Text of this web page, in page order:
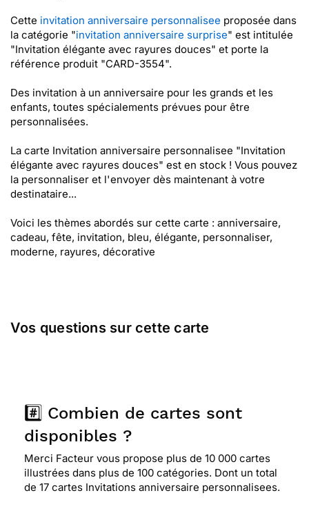
Cette invitation anniversaire personnalisee proposée dans
la catégorie "invitation anniversaire surprise" est intitulée
"Invitation élégante avec rayures douces" et porte la
référence produit "CARD-3554".
Des invitation à un anniversaire pour les grands et les
enfants, toutes spécialements prévues pour être
personnalisées.
La carte Invitation anniversaire personnalisee "Invitation
élégante avec rayures douces" est en stock ! Vous pouvez
la personnaliser et l'envoyer dès maintenant à votre
destinataire...
Voici les thèmes abordés sur cette carte : anniversaire,
cadeau, fête, invitation, bleu, élégante, personnaliser,
moderne, rayures, décorative
Vos questions sur cette carte
#️⃣ Combien de cartes sont
disponibles ?
Merci Facteur vous propose plus de 10 000 cartes
illustrées dans plus de 100 catégories. Dont un total
de 17 cartes Invitations anniversaire personnalisees.